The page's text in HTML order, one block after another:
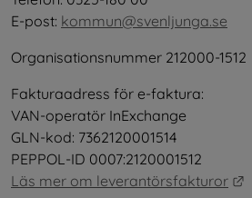
E-post: kommun@svenljunga.se
Organisationsnummer 212000-1512
Fakturaadress för e-faktura:
VAN-operatör InExchange
GLN-kod: 7362120001514
PEPPOL-ID 0007:2120001512
Läs mer om leverantörsfakturor